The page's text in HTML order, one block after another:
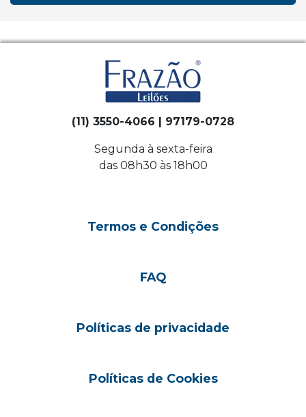
(11) 3550-4066 | 97179-0728
Segunda à sexta-feira
das 08h30 às 18h00
Termos e Condições
FAQ
Políticas de privacidade
Políticas de Cookies